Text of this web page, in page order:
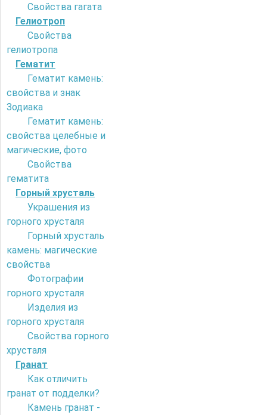
Свойства гагата
Гелиотроп
Свойства
гелиотропа
Гематит
Гематит камень:
свойства и знак
Зодиака
Гематит камень:
свойства целебные и
магические, фото
Свойства
гематита
Горный хрусталь
Украшения из
горного хрусталя
Горный хрусталь
камень: магические
свойства
Фотографии
горного хрусталя
Изделия из
горного хрусталя
Свойства горного
хрусталя
Гранат
Как отличить
гранат от подделки?
Камень гранат -